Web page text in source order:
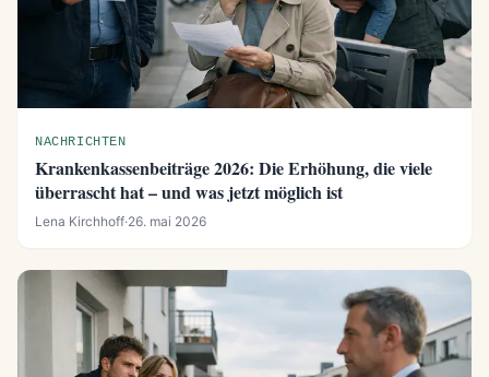
NACHRICHTEN
Krankenkassenbeiträge 2026: Die Erhöhung, die viele
überrascht hat – und was jetzt möglich ist
Lena Kirchhoff·26. mai 2026